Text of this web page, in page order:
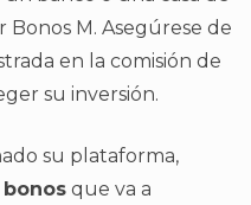
M. Asegúrese de
en la comisión de
su inversión.
su plataforma,
que va a